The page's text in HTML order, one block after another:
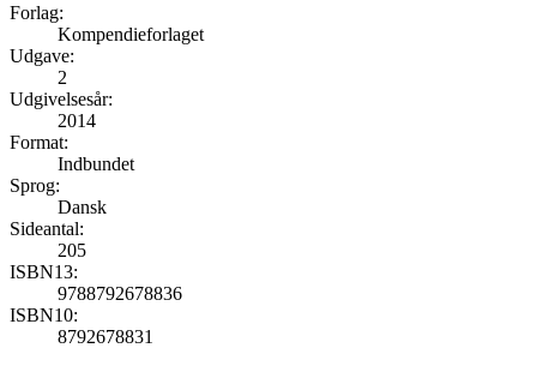
Forlag:
Kompendieforlaget
Udgave:
2
Udgivelsesår:
2014
Format:
Indbundet
Sprog:
Dansk
Sideantal:
205
ISBN13:
9788792678836
ISBN10:
8792678831